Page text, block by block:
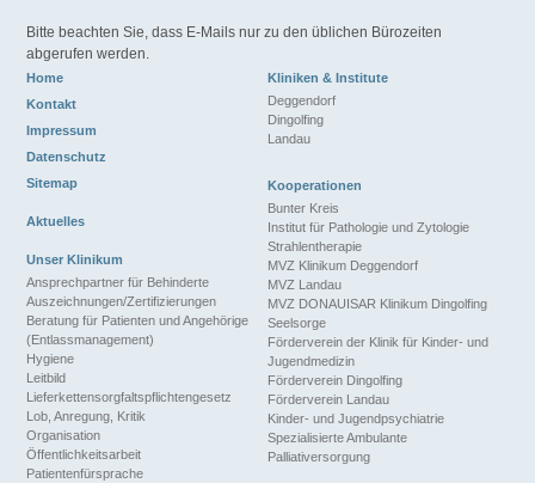
Bitte beachten Sie, dass E-Mails nur zu den üblichen Bürozeiten
abgerufen werden.
Home
Kontakt
Impressum
Datenschutz
Sitemap
Aktuelles
Unser Klinikum
Ansprechpartner für Behinderte
Auszeichnungen/Zertifizierungen
Beratung für Patienten und Angehörige
(Entlassmanagement)
Hygiene
Leitbild
Lieferkettensorgfaltspflichtengesetz
Lob, Anregung, Kritik
Organisation
Öffentlichkeitsarbeit
Patientenfürsprache
Kliniken & Institute
Deggendorf
Dingolfing
Landau
Kooperationen
Bunter Kreis
Institut für Pathologie und Zytologie
Strahlentherapie
MVZ Klinikum Deggendorf
MVZ Landau
MVZ DONAUISAR Klinikum Dingolfing
Seelsorge
Förderverein der Klinik für Kinder- und
Jugendmedizin
Förderverein Dingolfing
Förderverein Landau
Kinder- und Jugendpsychiatrie
Spezialisierte Ambulante
Palliativersorgung